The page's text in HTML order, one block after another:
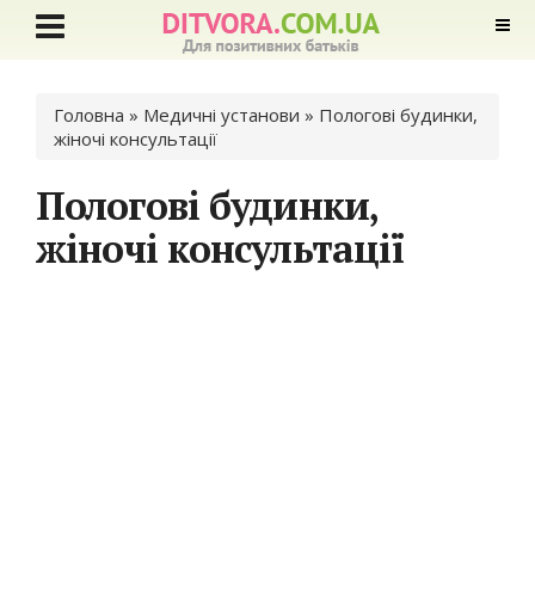
Ви є тут
Головна » Медичні установи » Пологові будинки,
жіночі консультації
Пологові будинки,
жіночі консультації